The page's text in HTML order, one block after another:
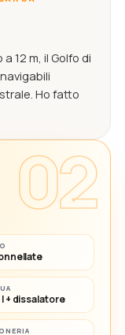
12 m, il Golfo di
Ho fatto
02
+ dissalatore